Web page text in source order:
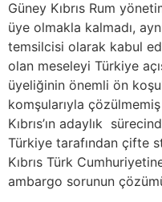
Güney Kıbrıs Rum
üye olmakla kalmadı,
temsilcisi olarak kabul
olan meseleyi Türkiye
üyeliğinin önemli ön
komşularıyla çözülmemiş
Kıbrıs’ın adaylık
Türkiye tarafından çifte
Kıbrıs Türk
ambargo sorunun